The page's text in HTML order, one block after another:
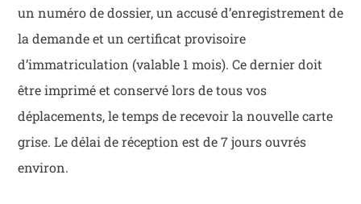
un numéro de dossier, un accusé d’enregistrement de
la demande et un certificat provisoire
d’immatriculation (valable 1 mois). Ce dernier doit
être imprimé et conservé lors de tous vos
déplacements, le temps de recevoir la nouvelle carte
grise. Le délai de réception est de 7 jours ouvrés
environ.